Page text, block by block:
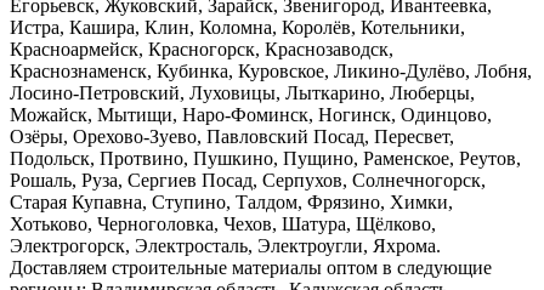
Егорьевск, Жуковский, Зарайск, Звенигород, Ивантеевка,
Истра, Кашира, Клин, Коломна, Королёв, Котельники,
Красноармейск, Красногорск, Краснозаводск,
Краснознаменск, Кубинка, Куровское, Ликино-Дулёво, Лобня,
Лосино-Петровский, Луховицы, Лыткарино, Люберцы,
Можайск, Мытищи, Наро-Фоминск, Ногинск, Одинцово,
Озёры, Орехово-Зуево, Павловский Посад, Пересвет,
Подольск, Протвино, Пушкино, Пущино, Раменское, Реутов,
Рошаль, Руза, Сергиев Посад, Серпухов, Солнечногорск,
Старая Купавна, Ступино, Талдом, Фрязино, Химки,
Хотьково, Черноголовка, Чехов, Шатура, Щёлково,
Электрогорск, Электросталь, Электроугли, Яхрома.
Доставляем строительные материалы оптом в следующие